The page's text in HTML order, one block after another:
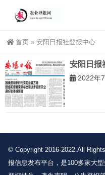
首页 » 安阳日报社登报中心
安阳日报
2022年
© Copyright 2016-2022.All
报信息发布平台，是100多家大